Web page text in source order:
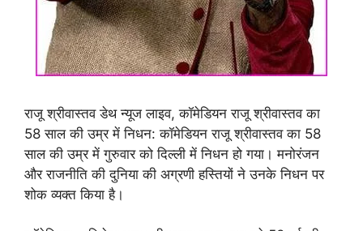
राजू श्रीवास्तव डेथ न्यूज लाइव, कॉमेडियन राजू श्रीवास्तव का
58 साल की उम्र में निधन: कॉमेडियन राजू श्रीवास्तव का 58
साल की उम्र में गुरुवार को दिल्ली में निधन हो गया। मनोरंजन
और राजनीति की दुनिया की अग्रणी हस्तियों ने उनके निधन पर
शोक व्यक्त किया है।